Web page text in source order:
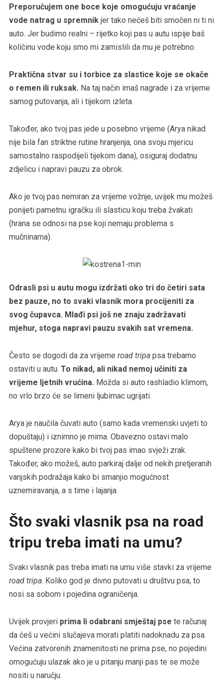
Preporučujem one boce koje omogućuju vraćanje
vode natrag u spremnikjer tako nećeš biti smočen ni ti ni
auto. Jer budimo realni – rijetko koji pas u autu ispije baš
količinu vode koju smo mi zamislili da mu je potrebno.
Praktična stvar su i torbice za slastice koje se okače
o remen ili ruksak. Na taj način imaš nagrade i za vrijeme
samog putovanja, ali i tijekom izleta.
Također, ako tvoj pas jede u posebno vrijeme (Arya nikad
nije bila fan striktne rutine hranjenja, ona svoju mjericu
samostalno raspodijeli tijekom dana), osiguraj dodatnu
zdjelicu i napravi pauzu za obrok.
Ako je tvoj pas nemiran za vrijeme vožnje, uvijek mu možeš
ponijeti pametnu igračku ili slasticu koju treba žvakati
(hrana se odnosi na pse koji nemaju problema s
mučninama).
Odrasli psi u autu mogu izdržati oko tri do četiri sata
bez pauze, no to svaki vlasnik mora procijeniti za
svog čupavca. Mlađi psi još ne znaju zadržavati
mjehur, stoga napravi pauzu svakih sat vremena.
Često se dogodi da za vrijeme road tripapsa trebamo
ostaviti u autu. To nikad, ali nikad nemoj učiniti za
vrijeme ljetnih vrućina. Možda si auto rashladio klimom,
no vrlo brzo će se limeni ljubimac ugrijati.
Arya je naučila čuvati auto (samo kada vremenski uvjeti to
dopuštaju) i iznimno je mirna. Obavezno ostavi malo
spuštene prozore kako bi tvoj pas imao svježi zrak.
Također, ako možeš, auto parkiraj dalje od nekih pretjeranih
vanjskih podražaja kako bi smanjio mogućnost
uznemiravanja, a s time i lajanja.
Što svaki vlasnik psa na road
tripu treba imati na umu?
Svaki vlasnik pas treba imati na umu više stavki za vrijeme
road tripa. Koliko god je divno putovati u društvu psa, to
nosi sa sobom i pojedina ograničenja.
Uvijek provjeri prima li odabrani smještaj pse te računaj
da ćeš u većini slučajeva morati platiti nadoknadu za psa.
Većina zatvorenih znamenitosti ne prima pse, no pojedini
omogućuju ulazak ako je u pitanju manji pas te se može
nositi u naručju.